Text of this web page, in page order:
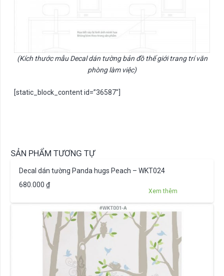
(Kích thước mẫu Decal dán tường bản đồ thế giới trang trí văn
phòng làm việc)
[static_block_content id=”36587″]
SẢN PHẨM TƯƠNG TỰ
Decal dán tường Panda hugs Peach – WKT024
680.000 ₫
Xem thêm